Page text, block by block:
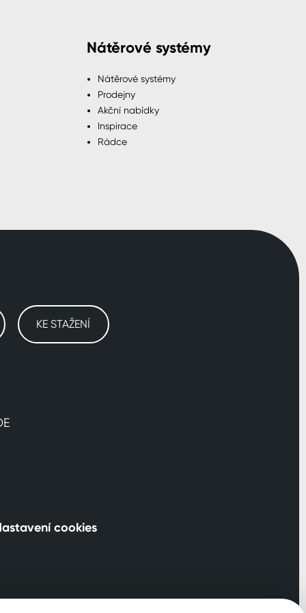
Nátěrové systémy
Nátěrové systémy
Prodejny
Akční nabídky
Inspirace
Rádce
KE STAŽENÍ
cookies